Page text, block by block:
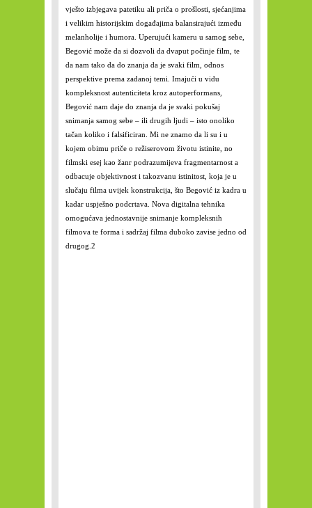
vješto izbjegava patetiku ali priča o prošlosti, sjećanjima
i velikim historijskim događajima balansirajući između
melanholije i humora. Uperujući kameru u samog sebe,
Begović može da si dozvoli da dvaput počinje film, te
da nam tako da do znanja da je svaki film, odnos
perspektive prema zadanoj temi. Imajući u vidu
kompleksnost autenticiteta kroz autoperformans,
Begović nam daje do znanja da je svaki pokušaj
snimanja samog sebe – ili drugih ljudi – isto onoliko
tačan koliko i falsificiran. Mi ne znamo da li su i u
kojem obimu priče o režiserovom životu istinite, no
filmski esej kao žanr podrazumijeva fragmentarnost a
odbacuje objektivnost i takozvanu istinitost, koja je u
slučaju filma uvijek konstrukcija, što Begović iz kadra u
kadar uspješno podcrtava. Nova digitalna tehnika
omogućava jednostavnije snimanje kompleksnih
filmova te forma i sadržaj filma duboko zavise jedno od
drugog. 2